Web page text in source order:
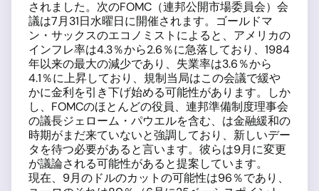
されました。次のFOMC（連邦公開市場委員会）会
議は7月31日水曜日に開催されます。ゴールドマ
ン・サックスのエコノミストによると、アメリカの
インフレ率は4.3％から2.6％に急落しており、1984
年以来の最大の減少であり、失業率は3.6％から
4.1％に上昇しており、規制当局はこの会議で緩や
かに金利を引き下げ始める可能性があります。しか
し、FOMCのほとんどの役員、連邦準備制度理事会
の議長ジェローム・パウエルを含む、は金融緩和の
時期がまだ来ていないと強調しており、新しいデー
タを待つ必要があると言います。彼らは9月に変更
が議論される可能性があると提案しています。
現在、9月のドルのカットの可能性は96％であり、